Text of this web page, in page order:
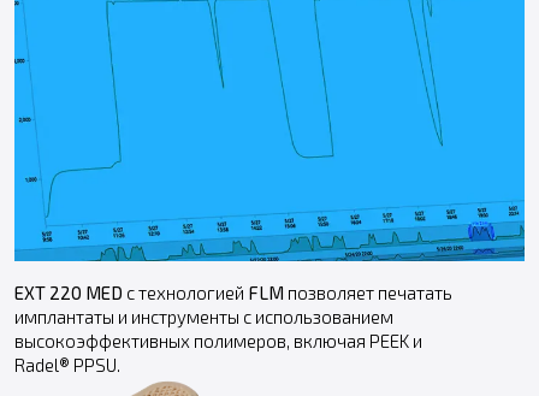
EXT 220 MED с технологией FLM позволяет печатать
имплантаты и инструменты с использованием
высокоэффективных полимеров, включая PEEK и
Radel® PPSU.